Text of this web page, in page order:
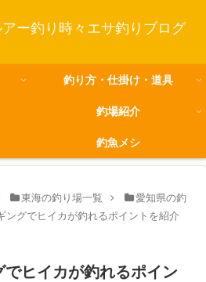
ー釣り時々エサ釣りブログ
釣り方・仕掛け・道具
釣場紹介
釣魚メシ
東海の釣り場一覧
愛知県の釣
ングでヒイカが釣れるポイントを紹介
ヒイカが釣れるポイン